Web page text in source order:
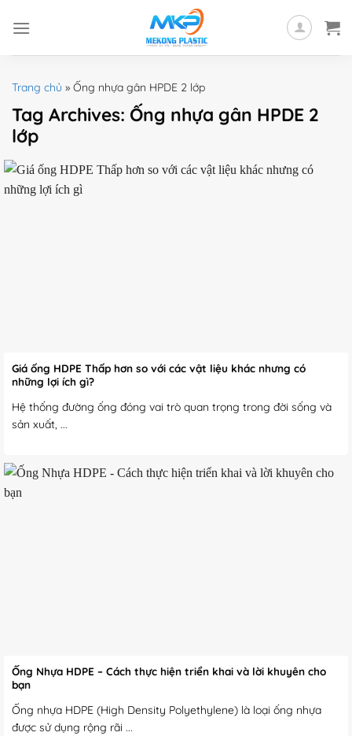
Trang chủ » Ống nhựa gân HPDE 2 lớp
Tag Archives: Ống nhựa gân HPDE 2
lớp
Giá ống HDPE Thấp hơn so với các vật liệu khác nhưng có
những lợi ích gì?
Hệ thống đường ống đóng vai trò quan trọng trong đời sống và
sản xuất, ...
Ống Nhựa HDPE – Cách thực hiện triển khai và lời khuyên cho
bạn
Ống nhựa HDPE (High Density Polyethylene) là loại ống nhựa
được sử dụng rộng rãi ...